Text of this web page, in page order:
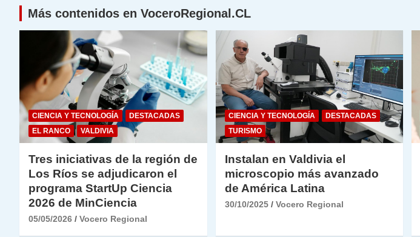
entradas
Más contenidos en VoceroRegional.CL
CIENCIA Y TECNOLOGÍA
DESTACADAS
EL RANCO
VALDIVIA
Tres iniciativas de la región de
Los Ríos se adjudicaron el
programa StartUp Ciencia
2026 de MinCiencia
05/05/2026 Vocero Regional
CIENCIA Y TECNOLOGÍA
DESTACADAS
TURISMO
Instalan en Valdivia el
microscopio más avanzado
de América Latina
30/10/2025 Vocero Regional